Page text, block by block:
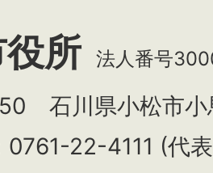
所 法人番号
石川県小松市小
0761-22-4111 (代